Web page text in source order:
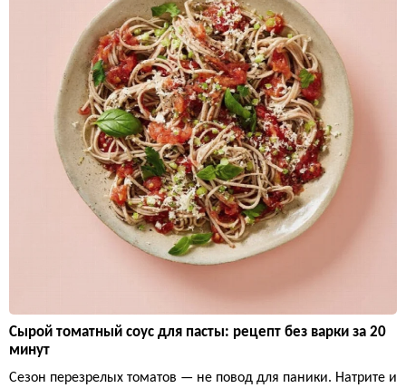
Сырой томатный соус для пасты: рецепт без варки за 20
минут
Сезон перезрелых томатов — не повод для паники. Натрите и